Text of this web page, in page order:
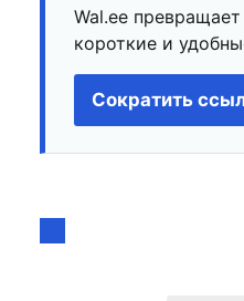
Wal.ee
короткие и
Сократить